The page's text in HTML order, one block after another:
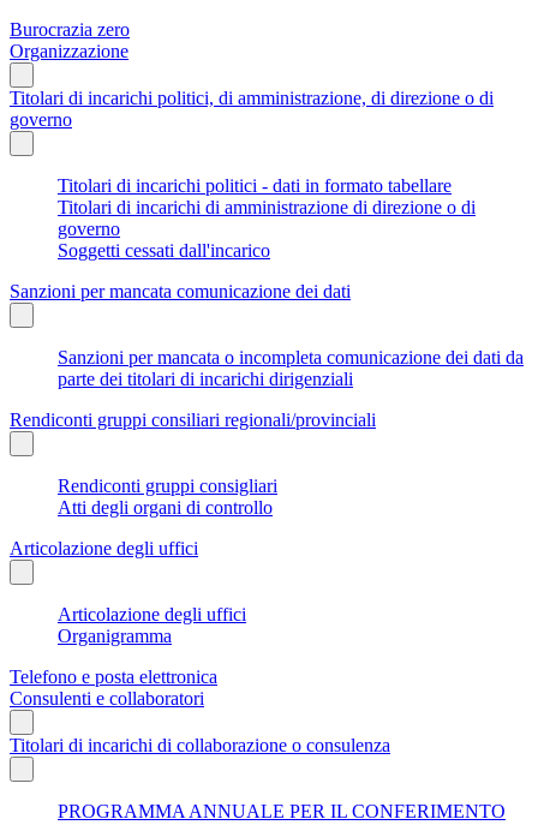
Burocrazia zero
Organizzazione
Titolari di incarichi politici, di amministrazione, di direzione o di
governo
Titolari di incarichi politici - dati in formato tabellare
Titolari di incarichi di amministrazione di direzione o di
governo
Soggetti cessati dall'incarico
Sanzioni per mancata comunicazione dei dati
Sanzioni per mancata o incompleta comunicazione dei dati da
parte dei titolari di incarichi dirigenziali
Rendiconti gruppi consiliari regionali/provinciali
Rendiconti gruppi consigliari
Atti degli organi di controllo
Articolazione degli uffici
Articolazione degli uffici
Organigramma
Telefono e posta elettronica
Consulenti e collaboratori
Titolari di incarichi di collaborazione o consulenza
PROGRAMMA ANNUALE PER IL CONFERIMENTO